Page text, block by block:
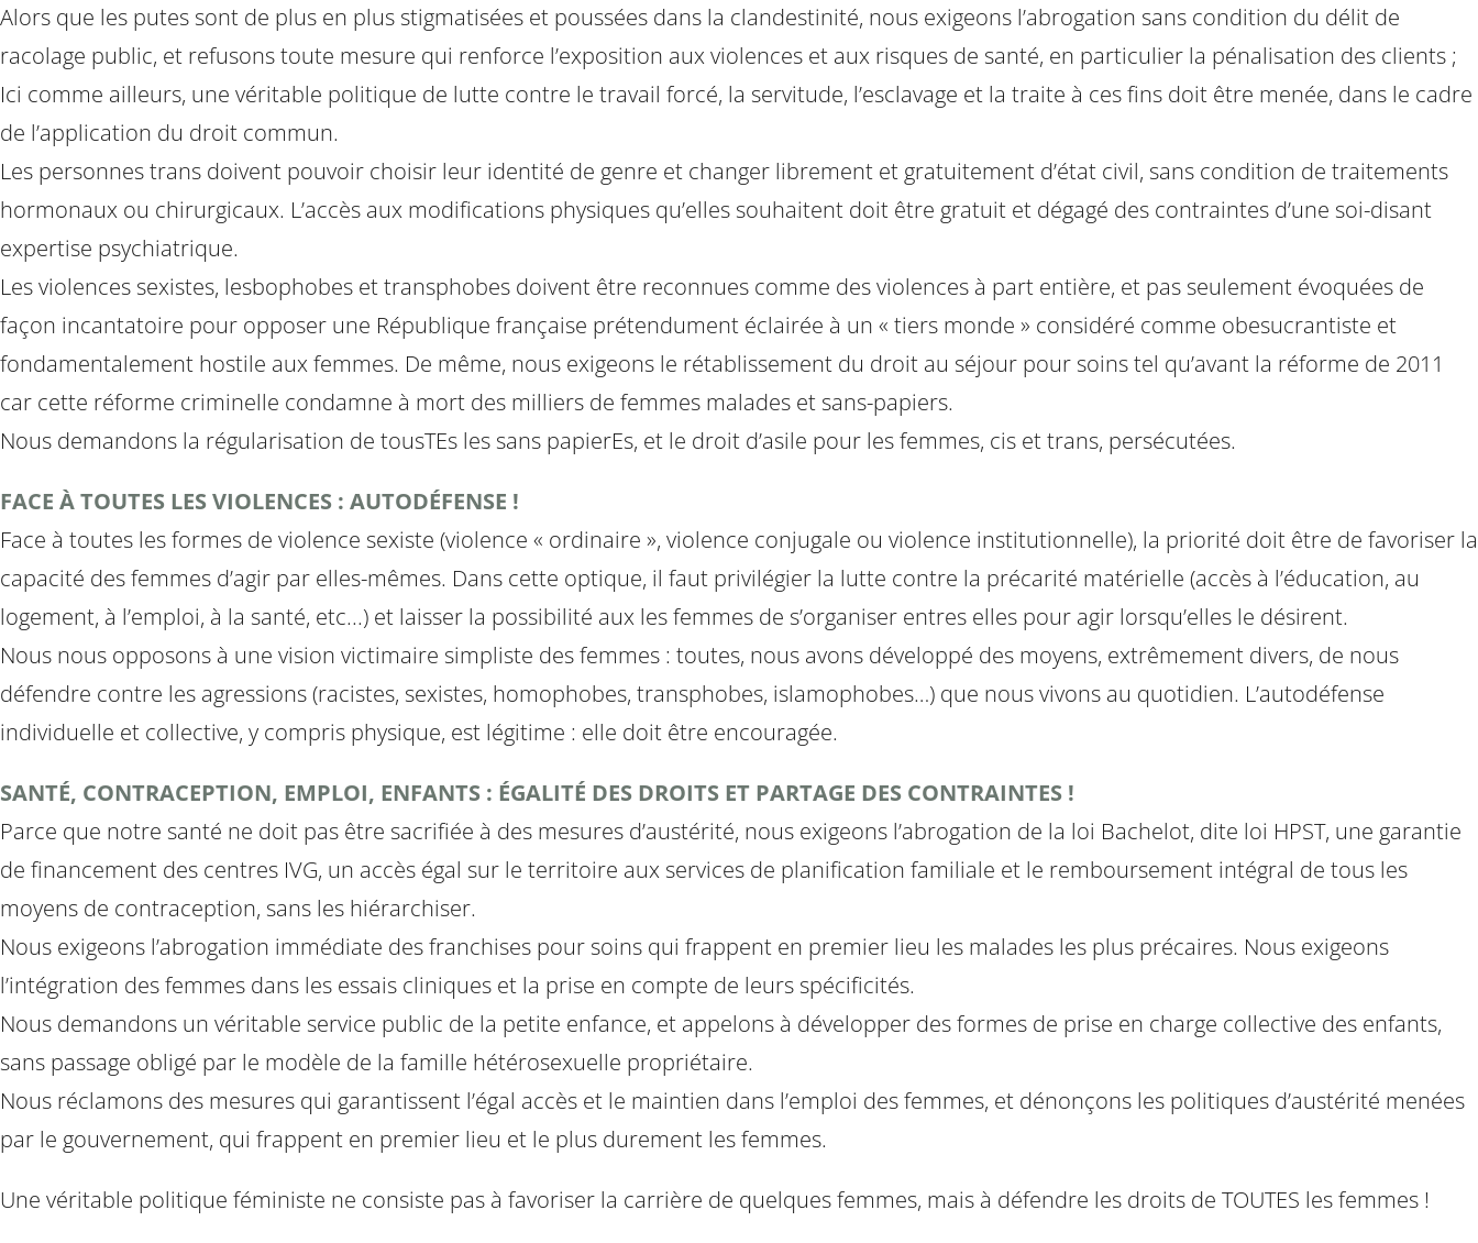
Alors que les putes sont de plus en plus stigmatisées et poussées dans la clandestinité, nous exigeons l’abrogation sans condition du délit de
racolage public, et refusons toute mesure qui renforce l’exposition aux violences et aux risques de santé, en particulier la pénalisation des clients ;
Ici comme ailleurs, une véritable politique de lutte contre le travail forcé, la servitude, l’esclavage et la traite à ces fins doit être menée, dans le cadre
de l’application du droit commun.
Les personnes trans doivent pouvoir choisir leur identité de genre et changer librement et gratuitement d’état civil, sans condition de traitements
hormonaux ou chirurgicaux. L’accès aux modifications physiques qu’elles souhaitent doit être gratuit et dégagé des contraintes d’une soi-disant
expertise psychiatrique.
Les violences sexistes, lesbophobes et transphobes doivent être reconnues comme des violences à part entière, et pas seulement évoquées de
façon incantatoire pour opposer une République française prétendument éclairée à un « tiers monde » considéré comme obesucrantiste et
fondamentalement hostile aux femmes. De même, nous exigeons le rétablissement du droit au séjour pour soins tel qu’avant la réforme de 2011
car cette réforme criminelle condamne à mort des milliers de femmes malades et sans-papiers.
Nous demandons la régularisation de tousTEs les sans papierEs, et le droit d’asile pour les femmes, cis et trans, persécutées.
FACE À TOUTES LES VIOLENCES : AUTODÉFENSE !
Face à toutes les formes de violence sexiste (violence « ordinaire », violence conjugale ou violence institutionnelle), la priorité doit être de favoriser la
capacité des femmes d’agir par elles-mêmes. Dans cette optique, il faut privilégier la lutte contre la précarité matérielle (accès à l’éducation, au
logement, à l’emploi, à la santé, etc...) et laisser la possibilité aux les femmes de s’organiser entres elles pour agir lorsqu’elles le désirent.
Nous nous opposons à une vision victimaire simpliste des femmes : toutes, nous avons développé des moyens, extrêmement divers, de nous
défendre contre les agressions (racistes, sexistes, homophobes, transphobes, islamophobes…) que nous vivons au quotidien. L’autodéfense
individuelle et collective, y compris physique, est légitime : elle doit être encouragée.
SANTÉ, CONTRACEPTION, EMPLOI, ENFANTS : ÉGALITÉ DES DROITS ET PARTAGE DES CONTRAINTES !
Parce que notre santé ne doit pas être sacrifiée à des mesures d’austérité, nous exigeons l’abrogation de la loi Bachelot, dite loi HPST, une garantie
de financement des centres IVG, un accès égal sur le territoire aux services de planification familiale et le remboursement intégral de tous les
moyens de contraception, sans les hiérarchiser.
Nous exigeons l’abrogation immédiate des franchises pour soins qui frappent en premier lieu les malades les plus précaires. Nous exigeons
l’intégration des femmes dans les essais cliniques et la prise en compte de leurs spécificités.
Nous demandons un véritable service public de la petite enfance, et appelons à développer des formes de prise en charge collective des enfants,
sans passage obligé par le modèle de la famille hétérosexuelle propriétaire.
Nous réclamons des mesures qui garantissent l’égal accès et le maintien dans l’emploi des femmes, et dénonçons les politiques d’austérité menées
par le gouvernement, qui frappent en premier lieu et le plus durement les femmes.
Une véritable politique féministe ne consiste pas à favoriser la carrière de quelques femmes, mais à défendre les droits de TOUTES les femmes !